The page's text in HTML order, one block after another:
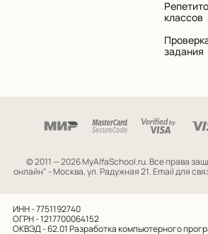
классов
задания
© 2011 — 2026 MyAlfaSchool.ru. Все права
онлайн" - Москва, ул. Радужная 21. Email для
ИНН - 7751192740
ОГРН - 1217700064152
ОКВЭД - 62.01Разработка компьютерного